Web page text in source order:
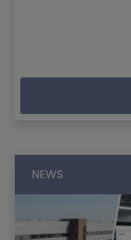
NEWS